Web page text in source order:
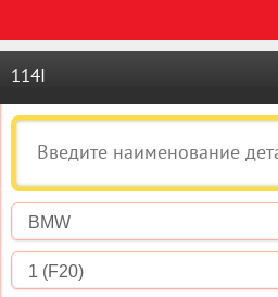
114I
BMW
1 (F20)